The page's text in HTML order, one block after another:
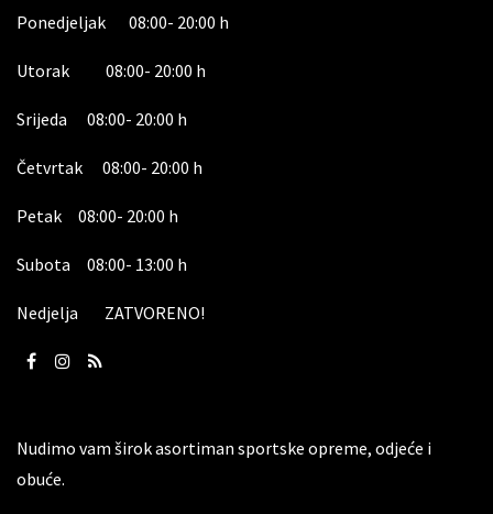
Ponedjeljak 08:00- 20:00 h
Utorak 08:00- 20:00 h
Srijeda 08:00- 20:00 h
Četvrtak 08:00- 20:00 h
Petak 08:00- 20:00 h
Subota 08:00- 13:00 h
Nedjelja ZATVORENO!
Nudimo vam širok asortiman sportske opreme, odjeće i
obuće.